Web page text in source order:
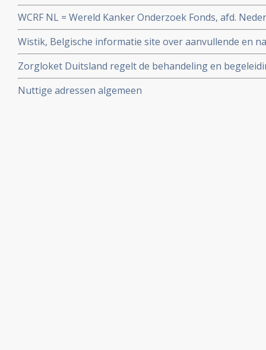
WCRF NL = Wereld Kanker Onderzoek Fonds, afd.
Wistik, Belgische informatie site over aanvullende en
kanker
Zorgloket Duitsland regelt de behandeling en
in Duitse ziekenhuizen voor bijna alle Nederlandse
Nuttige adressen algemeen